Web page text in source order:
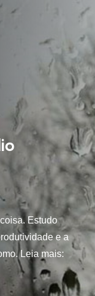
Estudo
e a
Leia mais: